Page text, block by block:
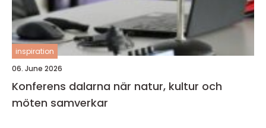
inspiration
06. June 2026
Konferens dalarna när natur, kultur och
möten samverkar